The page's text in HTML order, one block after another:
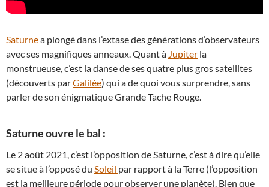
Saturnea plongé dans l’extase des générations d’observateurs
avec ses magnifiques anneaux. Quant à Jupiter la
monstrueuse, c’est la danse de ses quatre plus gros satellites
(découverts parGalilée) qui a de quoi vous surprendre, sans
parler de son énigmatique Grande Tache Rouge.
Saturne ouvre le bal :
Le 2 août 2021, c’est l’opposition de Saturne, c’est à dire qu’elle
se situe à l’opposé du Soleil par rapport à la Terre (l’opposition
est la meilleure période pour observer une planète). Bien que